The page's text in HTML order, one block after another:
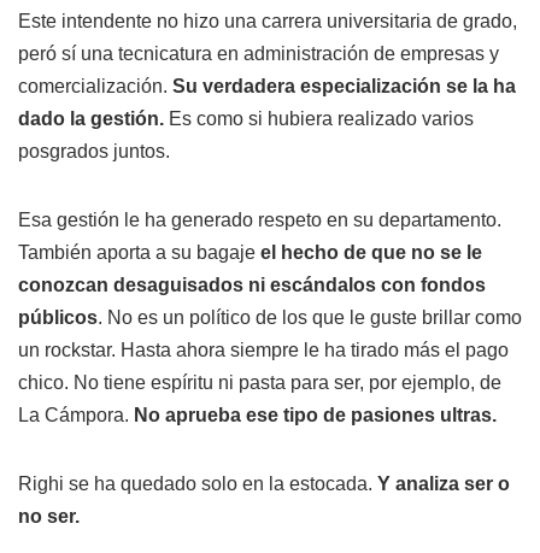
Este intendente no hizo una carrera universitaria de grado,
peró sí una tecnicatura en administración de empresas y
comercialización. Su verdadera especialización se la ha
dado la gestión. Es como si hubiera realizado varios
posgrados juntos.
Esa gestión le ha generado respeto en su departamento.
También aporta a su bagaje el hecho de que no se le
conozcan desaguisados ni escándalos con fondos
públicos. No es un político de los que le guste brillar como
un rockstar. Hasta ahora siempre le ha tirado más el pago
chico. No tiene espíritu ni pasta para ser, por ejemplo, de
La Cámpora. No aprueba ese tipo de pasiones ultras.
Righi se ha quedado solo en la estocada. Y analiza ser o
no ser.